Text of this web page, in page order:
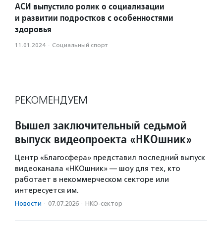
АСИ выпустило ролик о социализации
и развитии подростков с особенностями
здоровья
11.01.2024 · Социальный спорт
РЕКОМЕНДУЕМ
Вышел заключительный седьмой
выпуск видеопроекта «НКОшник»
Центр «Благосфера» представил последний выпуск
видеоканала «НКОшник» — шоу для тех, кто
работает в некоммерческом секторе или
интересуется им.
Новости · 07.07.2026 · НКО-сектор